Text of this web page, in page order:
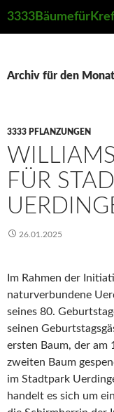
Archiv für den
3333 PFLANZUNGEN
FÜR
26.01.2025
Im Rahmen der
naturverbundene
seines 80.
seinen
ersten Baum, der am
zweiten Baum
im Stadtpark
handelt es sich um